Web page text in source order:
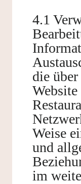
4.1
die
Weise
und
im